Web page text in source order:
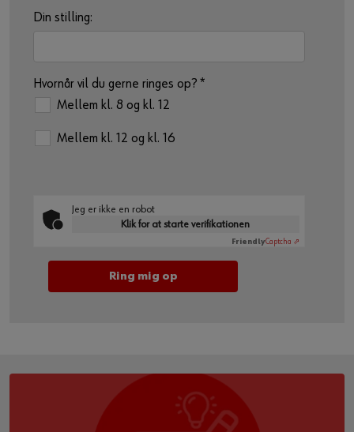
Din stilling:
Hvornår vil du gerne ringes op? *
Mellem kl. 8 og kl. 12
Mellem kl. 12 og kl. 16
Jeg er ikke en robot
Klik for at starte verifikationen
FriendlyCaptcha ⇗